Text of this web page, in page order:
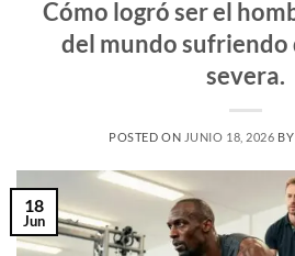
Cómo logró ser el
del mundo sufriendo
severa.
POSTED ON JUNIO 18, 2026 BY
18
Jun